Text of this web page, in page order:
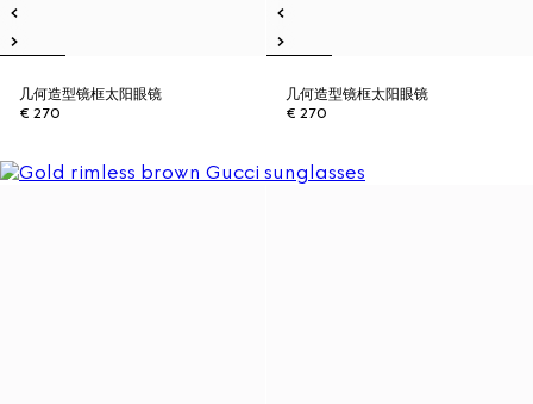
几何造型镜框太阳眼镜
€ 270
几何造型镜框太阳眼镜
€ 270